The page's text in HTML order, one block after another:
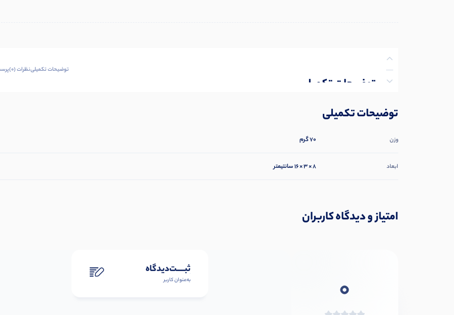
توضیحات تکمیلی
نظرات (0)
توضیحات تکمیلینظرات (0)
توضیحات تکمیلی
وزن 70 گرم
ابعاد 8 × 3 × 16 سانتیمتر
امتیاز و دیدگاه کاربران
0
ثبـــــت‌دیدگاه
به‌عنوان کاربر